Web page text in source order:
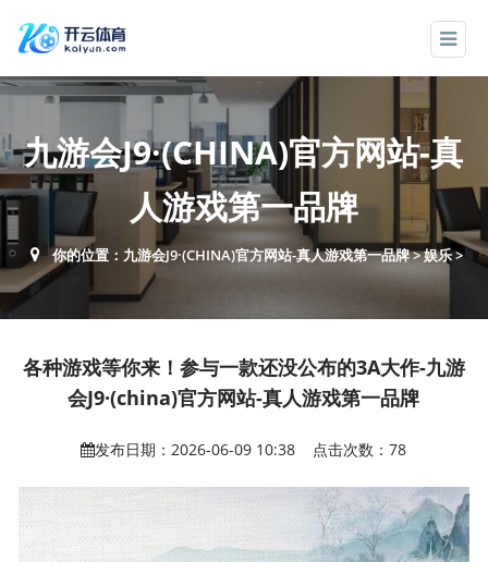
九游会J9·(CHINA)官方网站-真
人游戏第一品牌
你的位置： 九游会J9·(CHINA)官方网站-真人游戏第一品牌>娱乐>
各种游戏等你来！参与一款还没公布的3A大作-九游
会J9·(china)官方网站-真人游戏第一品牌
发布日期：2026-06-09 10:38 点击次数：78